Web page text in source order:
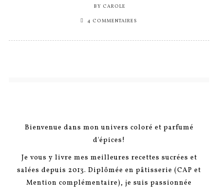
BY CAROLE
4 COMMENTAIRES
Bienvenue dans mon univers coloré et parfumé
d'épices!
Je vous y livre mes meilleures recettes sucrées et
salées depuis 2013. Diplômée en pâtisserie (CAP et
Mention complémentaire), je suis passionnée